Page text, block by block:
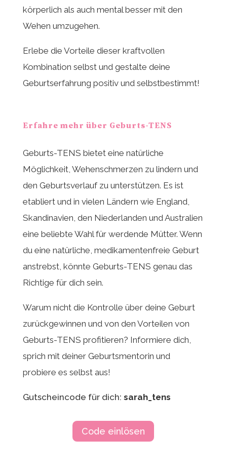
körperlich als auch mental besser mit den
Wehen umzugehen.
Erlebe die Vorteile dieser kraftvollen
Kombination selbst und gestalte deine
Geburtserfahrung positiv und selbstbestimmt!
Erfahre mehr über Geburts-TENS
Geburts-TENS bietet eine natürliche
Möglichkeit, Wehenschmerzen zu lindern und
den Geburtsverlauf zu unterstützen. Es ist
etabliert und in vielen Ländern wie England,
Skandinavien, den Niederlanden und Australien
eine beliebte Wahl für werdende Mütter. Wenn
du eine natürliche, medikamentenfreie Geburt
anstrebst, könnte Geburts-TENS genau das
Richtige für dich sein.
Warum nicht die Kontrolle über deine Geburt
zurückgewinnen und von den Vorteilen von
Geburts-TENS profitieren? Informiere dich,
sprich mit deiner Geburtsmentorin und
probiere es selbst aus!
Gutscheincode für dich: sarah_tens
Code einlösen